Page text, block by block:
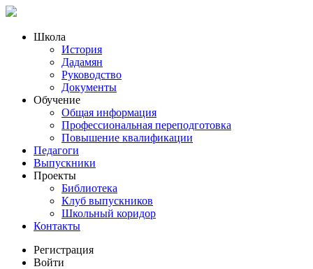
Школа
История
Дадамян
Руководство
Документы
Обучение
Общая информация
Профессиональная переподготовка
Повышение квалификации
Педагоги
Выпускники
Проекты
Библиотека
Клуб выпускников
Школьный коридор
Контакты
Регистрация
Войти